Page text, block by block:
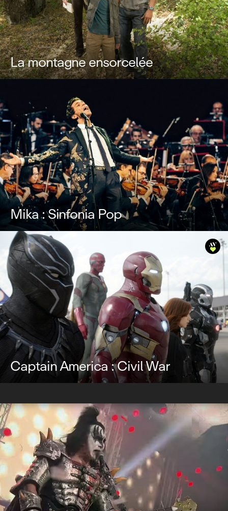
La montagne ensorcelée
Mika : Sinfonia Pop
Captain America : Civil War